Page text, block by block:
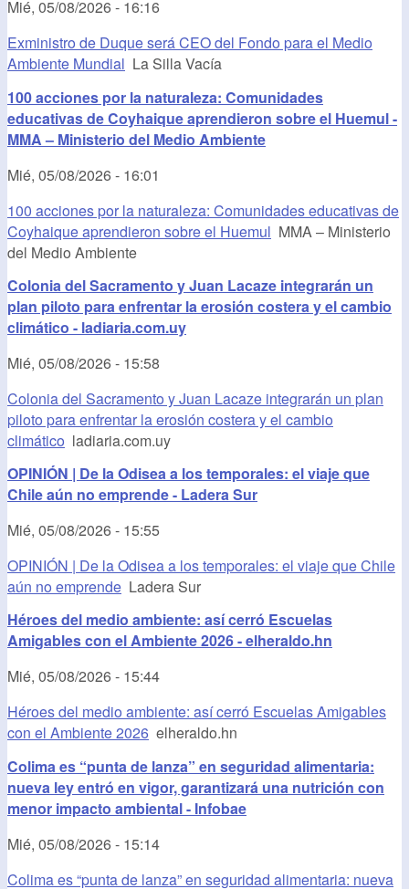
Mié, 05/08/2026 - 16:16
Exministro de Duque será CEO del Fondo para el Medio
Ambiente Mundial La Silla Vacía
100 acciones por la naturaleza: Comunidades
educativas de Coyhaique aprendieron sobre el Huemul -
MMA – Ministerio del Medio Ambiente
Mié, 05/08/2026 - 16:01
100 acciones por la naturaleza: Comunidades educativas de
Coyhaique aprendieron sobre el Huemul MMA – Ministerio
del Medio Ambiente
Colonia del Sacramento y Juan Lacaze integrarán un
plan piloto para enfrentar la erosión costera y el cambio
climático - ladiaria.com.uy
Mié, 05/08/2026 - 15:58
Colonia del Sacramento y Juan Lacaze integrarán un plan
piloto para enfrentar la erosión costera y el cambio
climático ladiaria.com.uy
OPINIÓN | De la Odisea a los temporales: el viaje que
Chile aún no emprende - Ladera Sur
Mié, 05/08/2026 - 15:55
OPINIÓN | De la Odisea a los temporales: el viaje que Chile
aún no emprende Ladera Sur
Héroes del medio ambiente: así cerró Escuelas
Amigables con el Ambiente 2026 - elheraldo.hn
Mié, 05/08/2026 - 15:44
Héroes del medio ambiente: así cerró Escuelas Amigables
con el Ambiente 2026 elheraldo.hn
Colima es “punta de lanza” en seguridad alimentaria:
nueva ley entró en vigor, garantizará una nutrición con
menor impacto ambiental - Infobae
Mié, 05/08/2026 - 15:14
Colima es “punta de lanza” en seguridad alimentaria: nueva